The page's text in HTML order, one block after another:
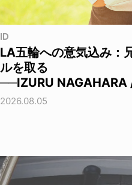
ID
LA五輪への意気込み：
ルを取る
──IZURU NAGAHARA
2026.08.05